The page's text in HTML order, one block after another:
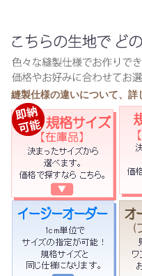
縫製仕様の違いについて、詳